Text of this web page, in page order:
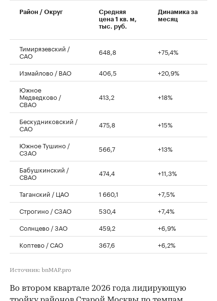
00:00 / 00:00
Район / Округ
Средняя
цена 1 кв. м,
тыс. руб.
Динамика за
месяц
Тимирязевский /
САО 648,8 +75,4%
Измайлово / ВАО 406,5
+20,9%
Южное
Медведково /
СВАО
413,2 +18%
Бескудниковский /
САО 475,8 +15%
Южное Тушино /
СЗАО 566,7 +13%
Бабушкинский /
СВАО 474,4 +11,3%
Таганский / ЦАО 1 660,1
+7,5%
Строгино / СЗАО
530,4
+7,4%
Солнцево / ЗАО
459,2
+6,9%
Коптево / САО
367,6 +6,2%
Источник: bnMAP.pro
Во втором квартале 2026 года лидирующую